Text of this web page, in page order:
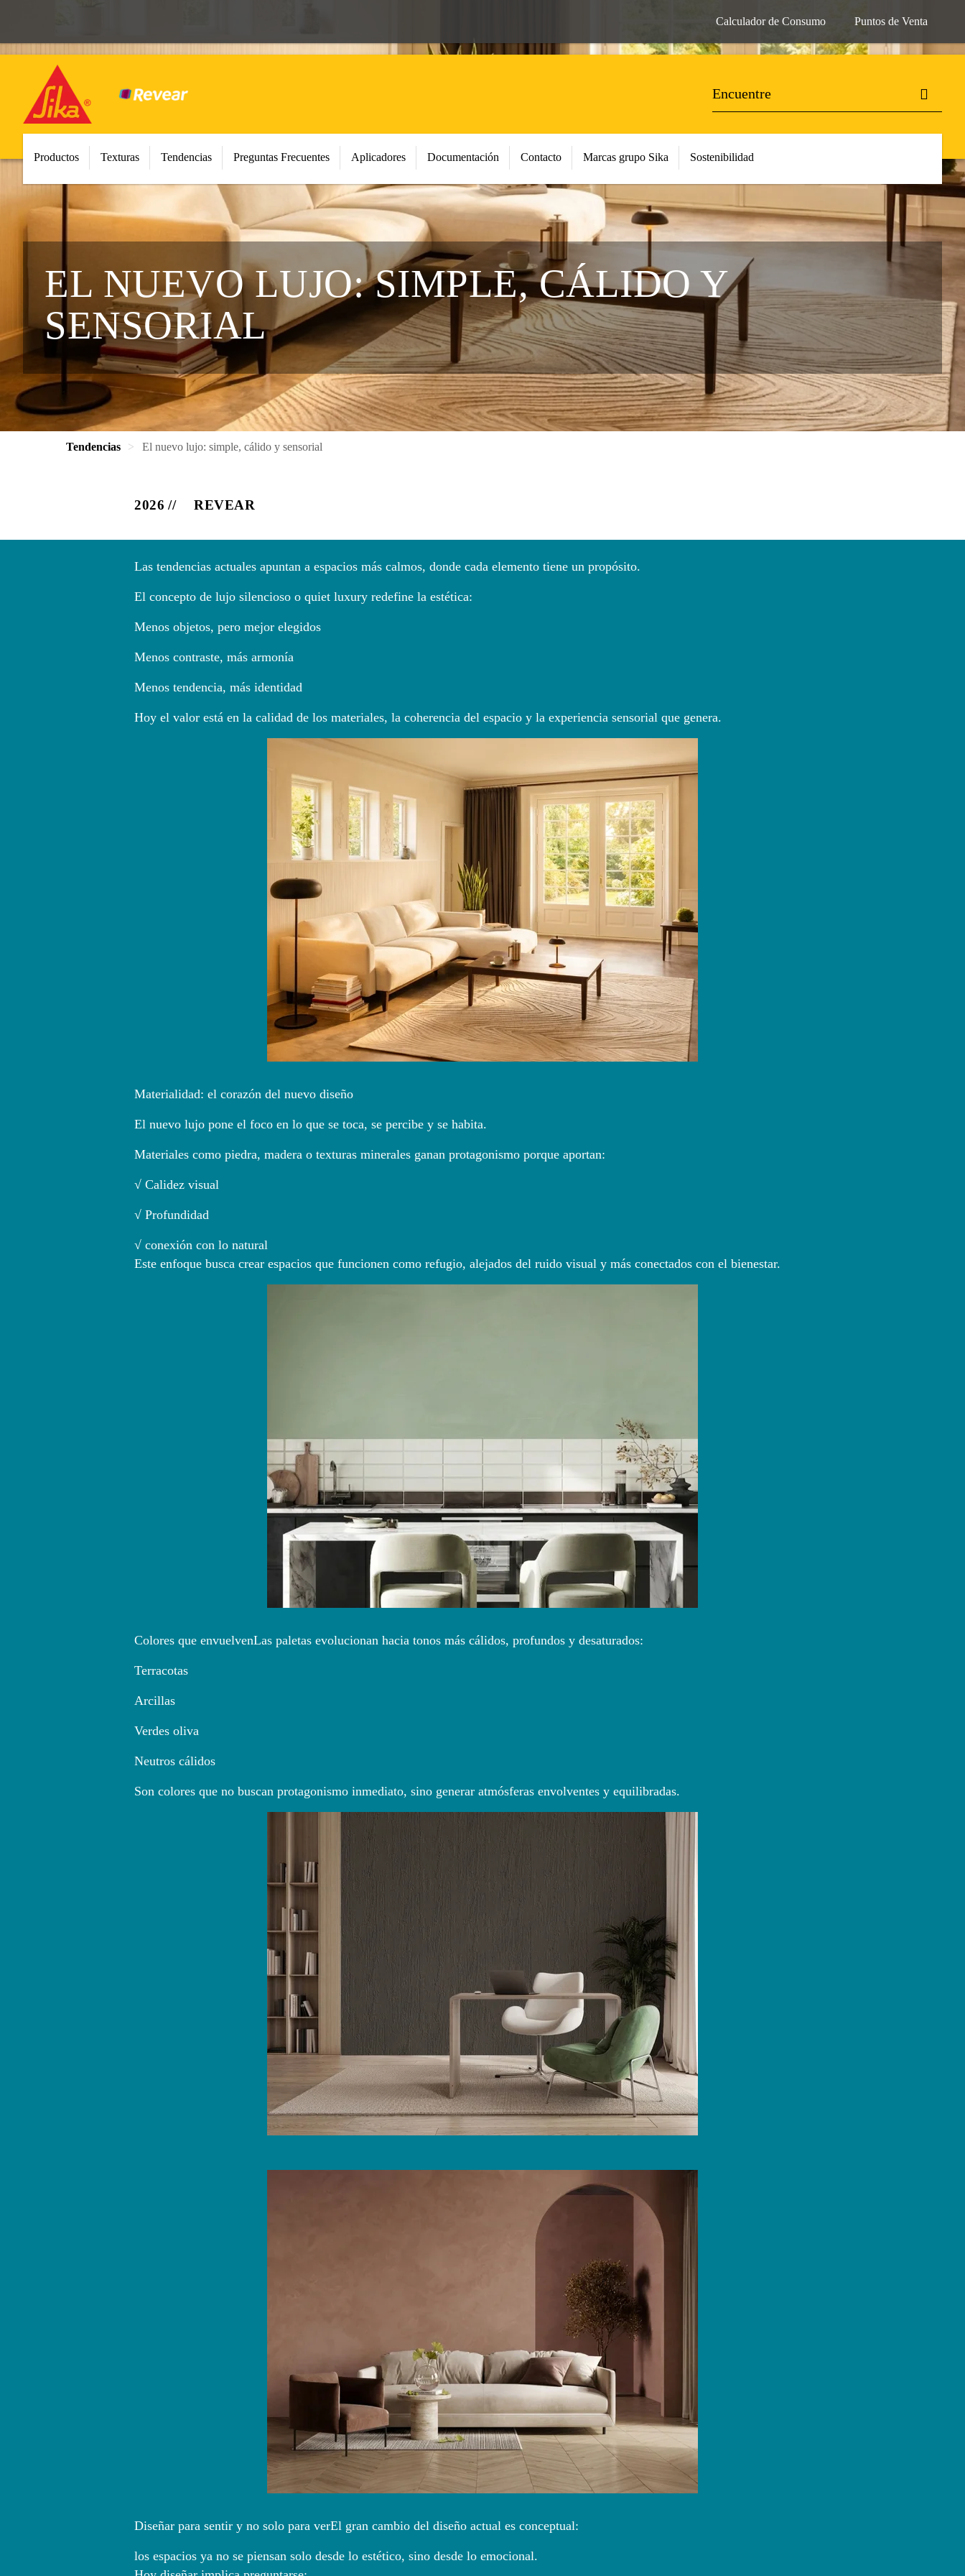
Calculador de Consumo Puntos de Venta
Productos Texturas Tendencias Preguntas Frecuentes Aplicadores Documentación Contacto Marcas grupo Sika Sostenibilidad
EL NUEVO LUJO: SIMPLE, CÁLIDO Y
SENSORIAL
Tendencias El nuevo lujo: simple, cálido y sensorial
2026 REVEAR
Las tendencias actuales apuntan a espacios más calmos, donde cada elemento tiene un propósito.
El concepto de lujo silencioso o quiet luxury redefine la estética:
Menos objetos, pero mejor elegidos
Menos contraste, más armonía
Menos tendencia, más identidad
Hoy el valor está en la calidad de los materiales, la coherencia del espacio y la experiencia sensorial que genera.
Materialidad: el corazón del nuevo diseño
El nuevo lujo pone el foco en lo que se toca, se percibe y se habita.
Materiales como piedra, madera o texturas minerales ganan protagonismo porque aportan:
√ Calidez visual
√ Profundidad
√ conexión con lo natural
Este enfoque busca crear espacios que funcionen como refugio, alejados del ruido visual y más conectados con el bienestar.
Colores que envuelvenLas paletas evolucionan hacia tonos más cálidos, profundos y desaturados:
Terracotas
Arcillas
Verdes oliva
Neutros cálidos
Son colores que no buscan protagonismo inmediato, sino generar atmósferas envolventes y equilibradas.
Diseñar para sentir y no solo para verEl gran cambio del diseño actual es conceptual:
los espacios ya no se piensan solo desde lo estético, sino desde lo emocional.